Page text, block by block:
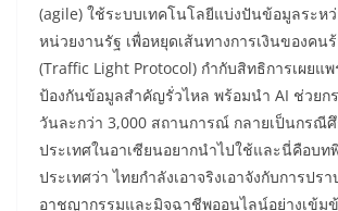
(agile) ใช้ระบบเทคโนโลยีแบ่งปันข้อมูลระห
หน่วยงานรัฐ เพื่อหยุดเส้นทางการเงินของคน
(Traffic Light Protocol) กำกับสิทธิการเผยแ
ป้องกันข้อมูลสำคัญรั่วไหล พร้อมนำ AI ช่วยก
วันละกว่า 3,000 สถานการณ์ กลายเป็นกรณี
ประเทศในอาเซียนอยากนำไปใช้และนี่คือบ
ประเทศว่า ไทยกำลังเอาจริงเอาจังกับการปร
อาชญากรรมและมิจฉาชีพออนไลน์อย่างเข้ม